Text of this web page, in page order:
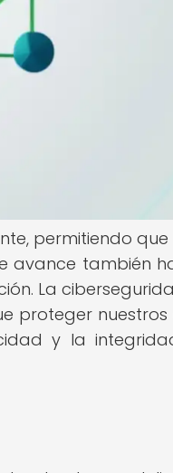
permitiendo
avance también
La
proteger
y la